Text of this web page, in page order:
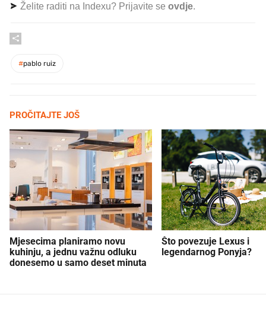
Želite raditi na Indexu? Prijavite se ovdje.
#pablo ruiz
PROČITAJTE JOŠ
Mjesecima planiramo novu
kuhinju, a jednu važnu odluku
donesemo u samo deset minuta
Što povezuje Lexus i
legendarnog Ponyja?